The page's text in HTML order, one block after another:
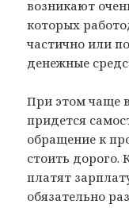
возникают
которых
частично или
денежные
При этом чаще
придется
обращение к
стоить дорого.
платят
обязательно